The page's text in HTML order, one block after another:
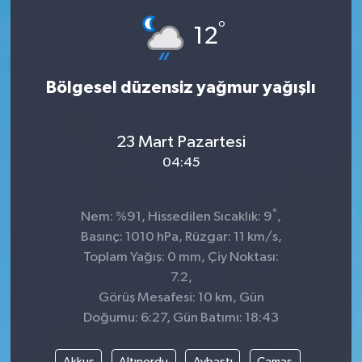
12°
Bölgesel düzensiz yağmur yağışlı
23 Mart Pazartesi
04:45
Nem: %91, Hissedilen Sıcaklık: 9° ,
Basınç: 1010 hPa, Rüzgar: 11 km/s,
Toplam Yağış: 0 mm, Çiy Noktası:
7.2,
Görüş Mesafesi: 10 km, Gün
Doğumu: 6:27, Gün Batımı: 18:43
Magazin
Günün Haberleri
Yazarlarımız